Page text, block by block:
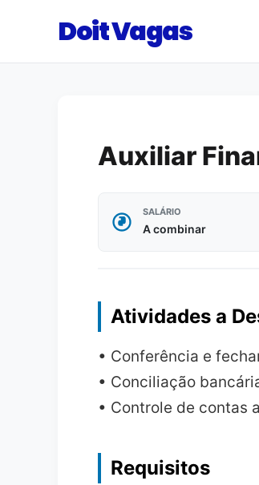
Doit Vagas
Auxiliar
SALÁRIO
A combinar
Atividades a
• Conferência e
• Conciliação
• Controle de contas
Requisitos